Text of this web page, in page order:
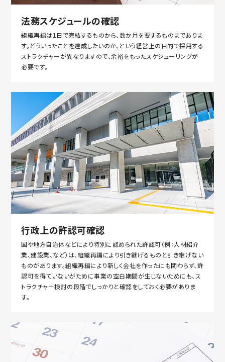
法務スケジュールの確認
組織再編は1日で完結するものから、数か月を要するものまでありま
す。どういったことを達成したいのか、という経営上の目的で採用する
ストラクチャーが異なりますので、余裕をもったスケジューリングが
必要です。
行政上の許認可確認
国や地方自治体などにより特別に認められた許認可（例：人材紹介
業、建設業、など）は、組織再編により引き継げるものと引き継げない
ものがあります。組織再編により新しく会社を作ったにも関わらず、許
認可を得ていないがために事業の空白期間が生じないためにも、ス
トラクチャー検討の段階でしっかりと確認をしておく必要がありま
す。